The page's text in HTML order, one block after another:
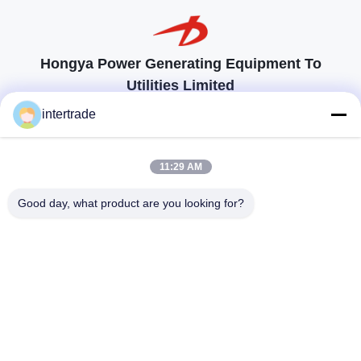
Hongya Power Generating Equipment To
Utilities Limited
προσαρμοσμένες λύσεις για να ανταποκρίνονται στις απαιτήσεις των
86-28-37561966-8:00
intertrade
11:29 AM
Good day, what product are you looking for?